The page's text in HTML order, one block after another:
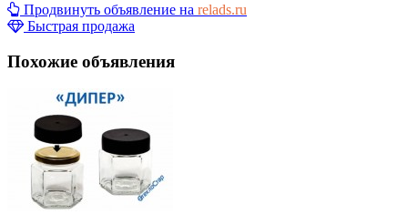
Продвинуть объявление на relads.ru
Быстрая продажа
Похожие объявления